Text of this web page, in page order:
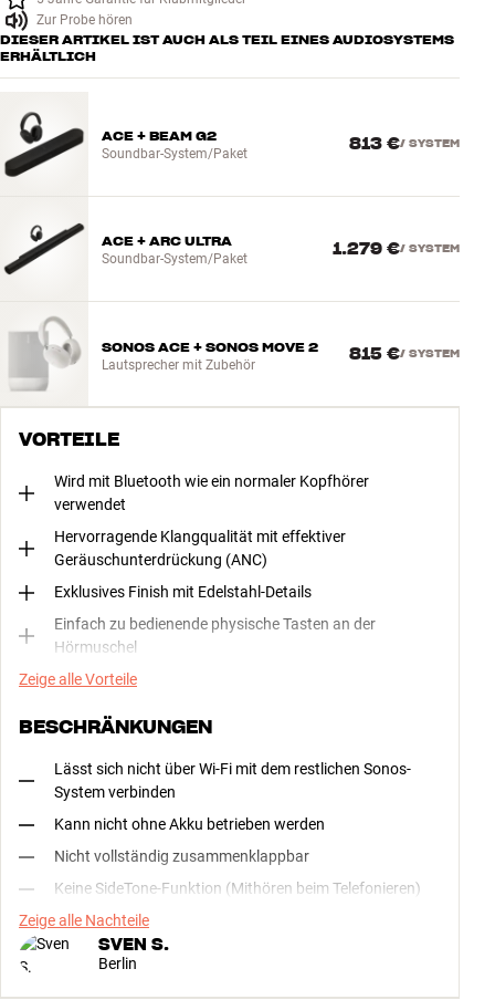
Zur Probe hören
DIESER ARTIKEL IST AUCH ALS TEIL EINES AUDIOSYSTEMS
ERHÄLTLICH
ACE + BEAM G2
Soundbar-System/Paket
813 €/ SYSTEM
ACE + ARC ULTRA
Soundbar-System/Paket
1.279 €/ SYSTEM
SONOS ACE + SONOS MOVE 2
Lautsprecher mit Zubehör
815 €/ SYSTEM
VORTEILE
Wird mit Bluetooth wie ein normaler Kopfhörer
verwendet
Hervorragende Klangqualität mit effektiver
Geräuschunterdrückung (ANC)
Exklusives Finish mit Edelstahl-Details
Einfach zu bedienende physische Tasten an der
Hörmuschel
Zeige alle Vorteile
BESCHRÄNKUNGEN
Lässt sich nicht über Wi-Fi mit dem restlichen Sonos-
System verbinden
Kann nicht ohne Akku betrieben werden
Nicht vollständig zusammenklappbar
Keine SideTone-Funktion (Mithören beim Telefonieren)
Zeige alle Nachteile
SVEN S.
Berlin